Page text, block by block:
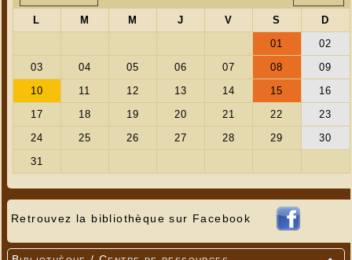
Retrouvez la bibliothèque sur Facebook